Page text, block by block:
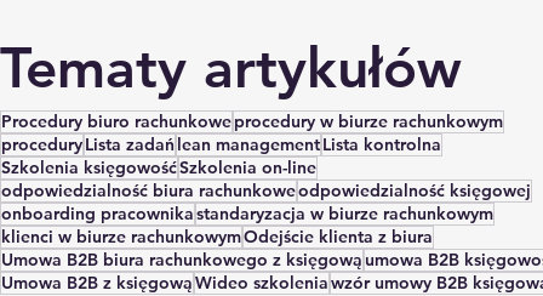
Tematy artykułów
Procedury biuro rachunkoweprocedury w biurze rachunkowym
proceduryLista zadań lean managementLista kontrolna
Szkolenia księgowośćSzkolenia on-line
odpowiedzialność biura rachunkoweodpowiedzialność księgowej
onboarding pracownikastandaryzacja w biurze rachunkowym
klienci w biurze rachunkowymOdejście klienta z biura
Umowa B2B biura rachunkowego z księgową umowa B2B
Umowa B2B z księgowąWideo szkoleniawzór umowy B2B